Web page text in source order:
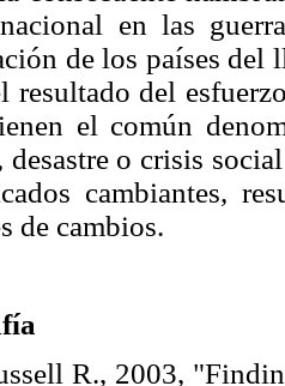
en las
de los países
resultado del
el común
desastre o crisis
cambiantes,
de cambios.
R., 2003,